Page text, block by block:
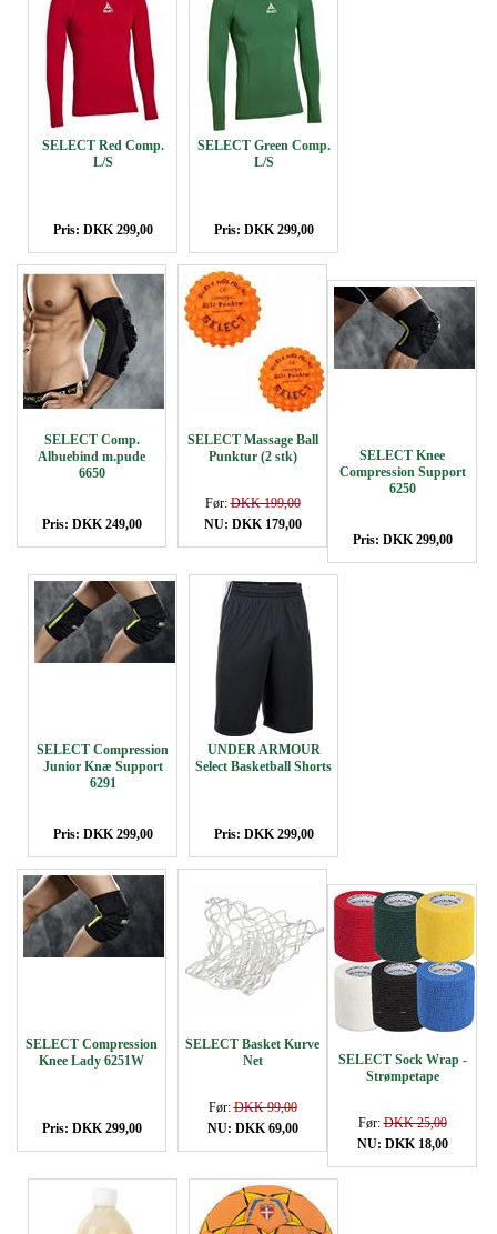
SELECT Red Comp.
L/S
Pris: DKK 299,00
SELECT Green Comp.
L/S
Pris: DKK 299,00
SELECT Comp.
Albuebind m.pude
6650
Pris: DKK 249,00
SELECT Massage Ball
Punktur (2 stk)
Før:DKK 199,00
NU: DKK 179,00
SELECT Knee
Compression Support
6250
Pris: DKK 299,00
SELECT Compression
Junior Knæ Support
6291
Pris: DKK 299,00
UNDER ARMOUR
Select Basketball Shorts
Pris: DKK 299,00
SELECT Compression
Knee Lady 6251W
Pris: DKK 299,00
SELECT Basket Kurve
Net
Før:DKK 99,00
NU: DKK 69,00
SELECT Sock Wrap -
Strømpetape
Før:DKK 25,00
NU: DKK 18,00